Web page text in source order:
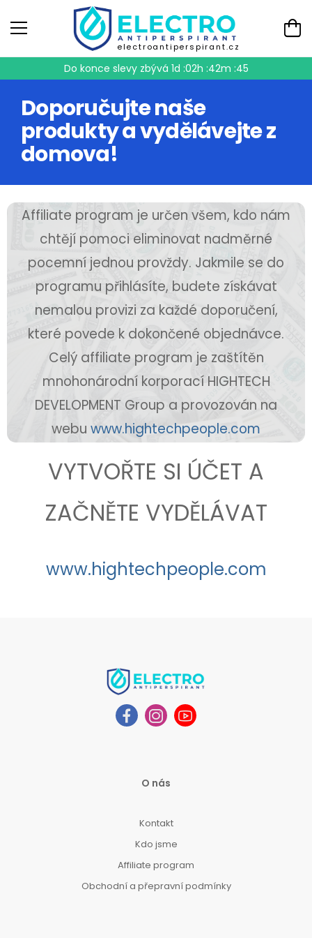
electroantiperspirant.cz
Do konce slevy zbývá 1d :02h :42m :44
Doporučujte naše
produkty a vydělávejte z
domova!
Affiliate program je určen všem, kdo nám
chtějí pomoci eliminovat nadměrné
pocemní jednou provždy. Jakmile se do
programu přihlásíte, budete získávat
nemalou provizi za každé doporučení,
které povede k dokončené objednávce.
Celý affiliate program je zaštítěn
mnohonárodní korporací HIGHTECH
DEVELOPMENT Group a provozován na
webu www.hightechpeople.com
VYTVOŘTE SI ÚČET A
ZAČNĚTE VYDĚLÁVAT
www.hightechpeople.com
O nás
Kontakt
Kdo jsme
Affiliate program
Obchodní a přepravní podmínky